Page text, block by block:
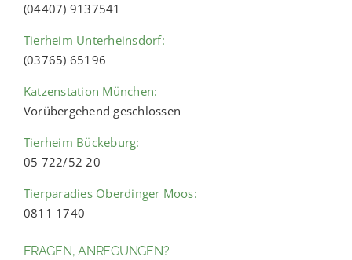
(04407) 9137541
Tierheim Unterheinsdorf:
(03765) 65196
Katzenstation München:
Vorübergehend geschlossen
Tierheim Bückeburg:
05 722/52 20
Tierparadies Oberdinger Moos:
0811 1740
FRAGEN, ANREGUNGEN?